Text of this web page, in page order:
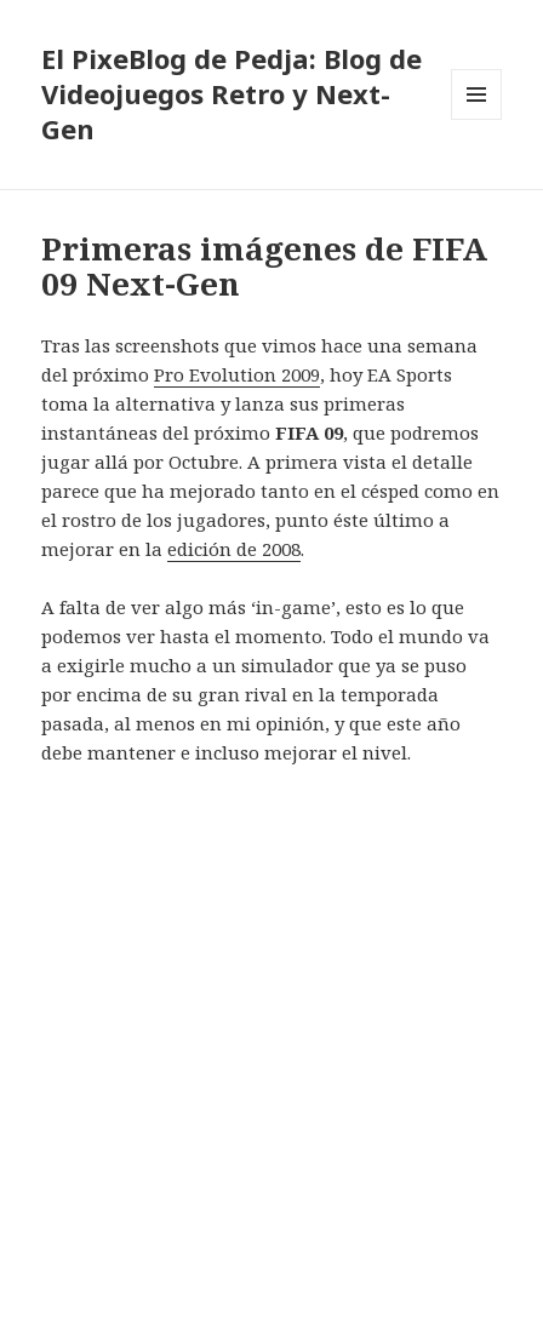
El PixeBlog de Pedja: Blog de
Videojuegos Retro y Next-
Gen
Primeras imágenes de FIFA
09 Next-Gen
Tras las screenshots que vimos hace una semana
del próximoPro Evolution 2009, hoy EA Sports
toma la alternativa y lanza sus primeras
instantáneas del próximoFIFA 09, que podremos
jugar allá por Octubre. A primera vista el detalle
parece que ha mejorado tanto en el césped como en
el rostro de los jugadores, punto éste último a
mejorar en laedición de 2008.
A falta de ver algo más ‘in-game’, esto es lo que
podemos ver hasta el momento. Todo el mundo va
a exigirle mucho a un simulador que ya se puso
por encima de su gran rival en la temporada
pasada, al menos en mi opinión, y que este año
debe mantener e incluso mejorar el nivel.